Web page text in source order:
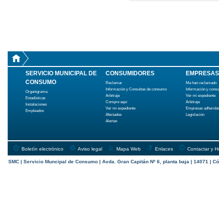
SERVICIO MUNICIPAL DE
CONSUMO
Organigrama
Estadísticas
Instalaciones
Empleados
CONSUMIDORES
Reclamar
Información y Consultas de consumo
Arbitraje
Compre aquí
Ver mi expediente
Afectados
Alertas
EMPRESAS
Me han reclamado
Información y
Ver mi expediente
Arbitraje
Empresas
Legislación
Boletín electrónico Aviso legal Mapa Web Enlaces Contactar y
SMC | Servicio Muncipal de Consumo | Avda. Gran Capitán Nº 6, planta baja | 14071 |